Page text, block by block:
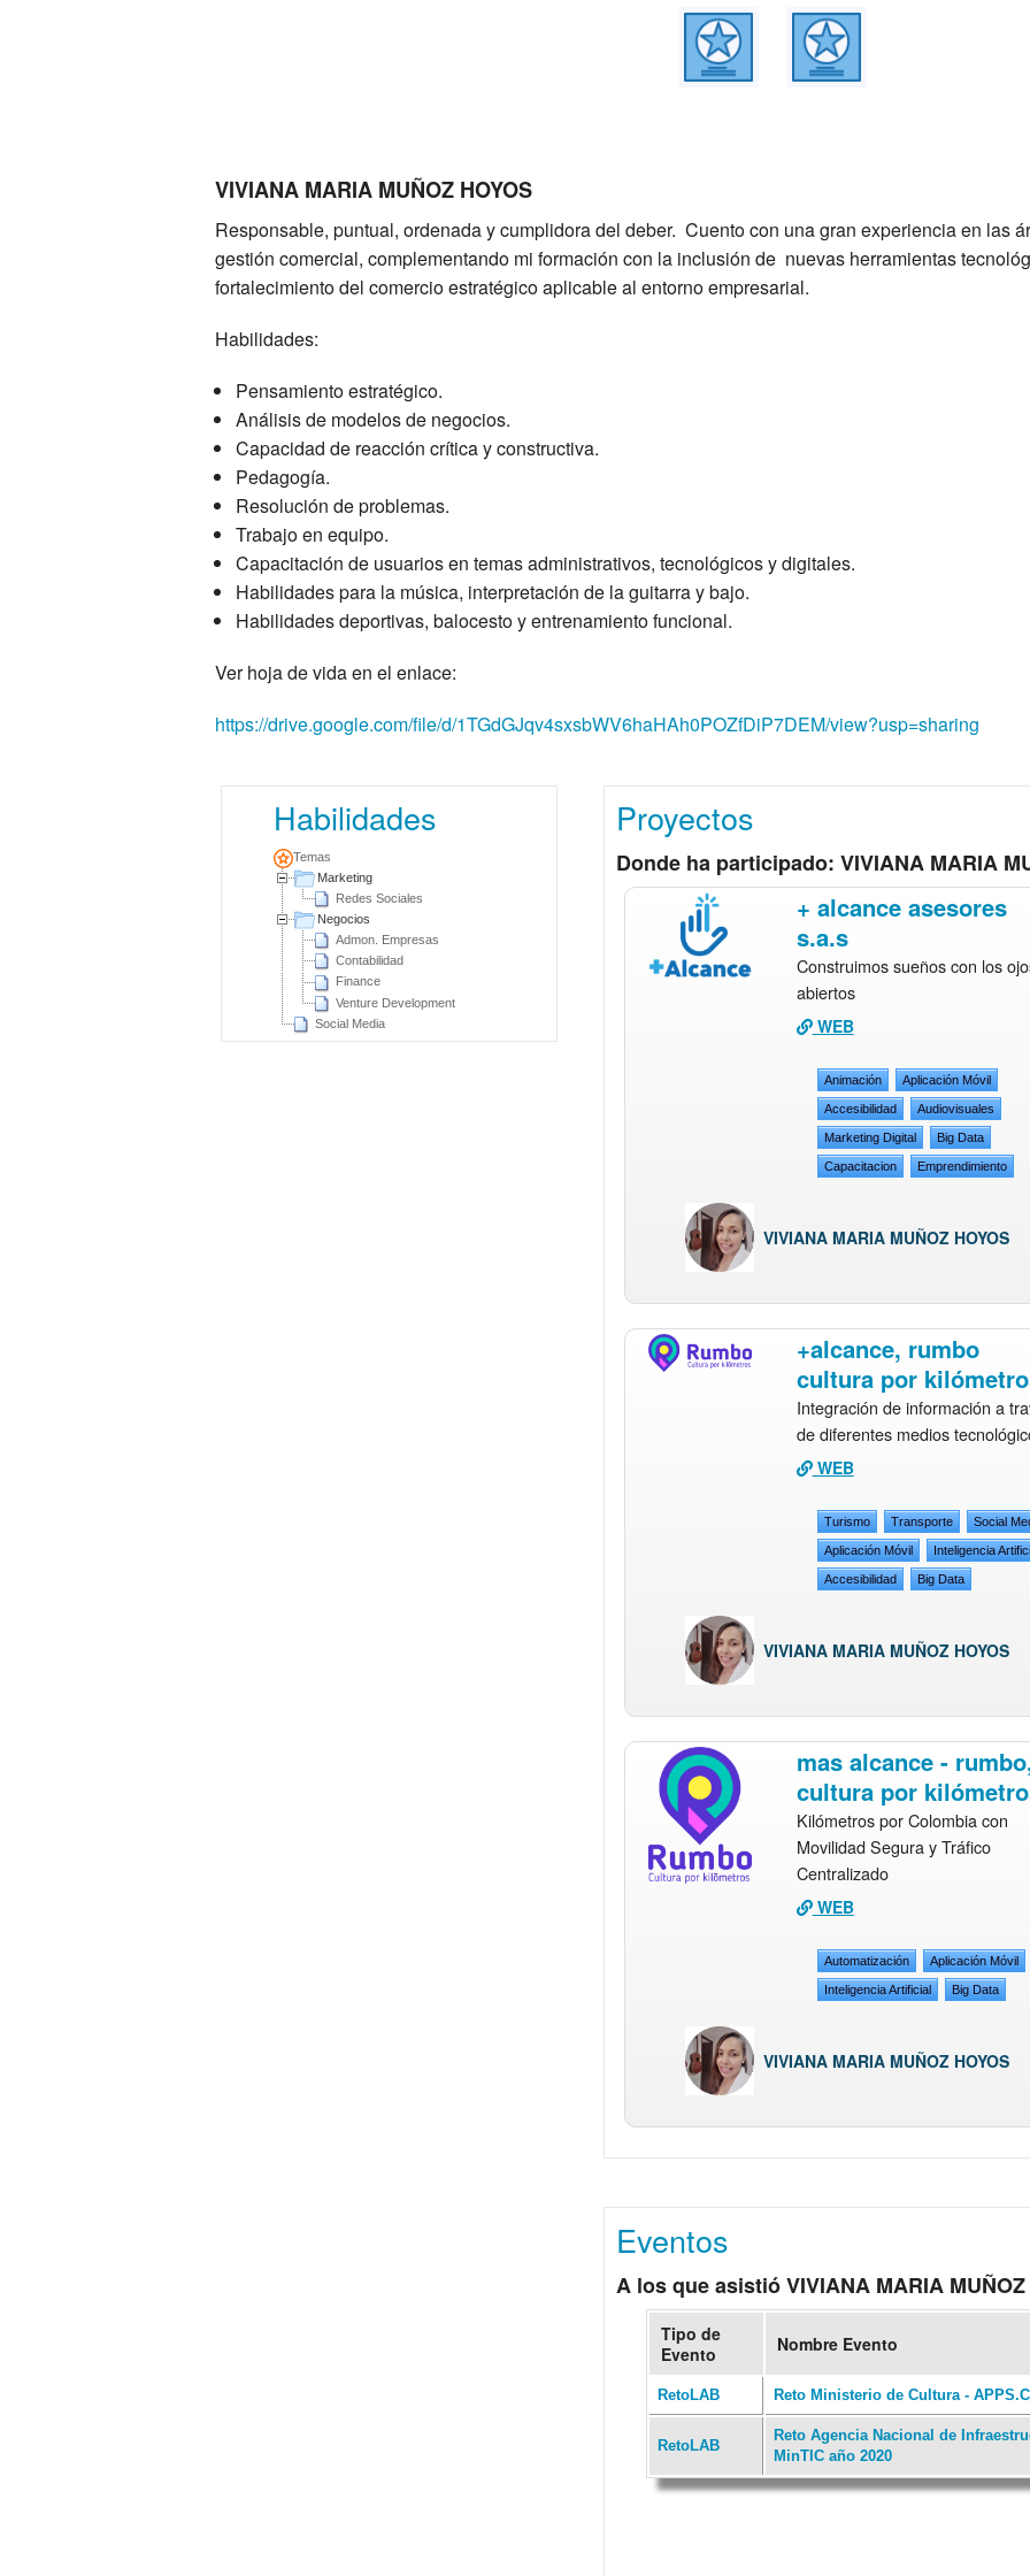
VIVIANA MARIA MUÑOZ HOYOS
Responsable, puntual, ordenada y cumplidora del deber. Cuento con una gran experiencia en las
gestión comercial, complementando mi formación con la inclusión de nuevas herramientas
fortalecimiento del comercio estratégico aplicable al entorno empresarial.
Habilidades:
Pensamiento estratégico.
Análisis de modelos de negocios.
Capacidad de reacción crítica y constructiva.
Pedagogía.
Resolución de problemas.
Trabajo en equipo.
Capacitación de usuarios en temas administrativos, tecnológicos y digitales.
Habilidades para la música, interpretación de la guitarra y bajo.
Habilidades deportivas, balocesto y entrenamiento funcional.
Ver hoja de vida en el enlace:
https://drive.google.com/file/d/1TGdGJqv4sxsbWV6haHAh0POZfDiP7DEM/view?usp=sharing
Habilidades
Temas
Marketing
Redes Sociales
Negocios
Admon. Empresas
Contabilidad
Finance
Venture Development
Social Media
Proyectos
Donde ha participado: VIVIANA MARIA
+ alcance asesores
s.a.s
Construimos sueños con los
abiertos
WEB
Animación Aplicación Móvil
Accesibilidad Audiovisuales
Marketing Digital Big Data
Capacitacion Emprendimiento
VIVIANA MARIA MUÑOZ HOYOS
+alcance, rumbo
cultura por
Integración de información a
de diferentes medios
WEB
Turismo Transporte Social
Aplicación Móvil Inteligencia
Accesibilidad Big Data
VIVIANA MARIA MUÑOZ HOYOS
mas alcance -
cultura por
Kilómetros por Colombia con
Movilidad Segura y Tráfico
Centralizado
WEB
Automatización Aplicación Móvil
Inteligencia Artificial Big Data
VIVIANA MARIA MUÑOZ HOYOS
Eventos
A los que asistió VIVIANA MARIA MUÑOZ
Tipo de
Evento
Nombre Evento
RetoLAB Reto Ministerio de Cultura -
RetoLAB
Reto Agencia Nacional de
MinTIC año 2020